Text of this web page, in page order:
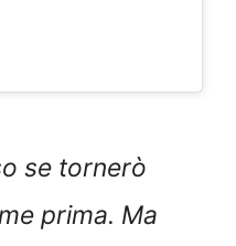
se tornerò
prima. Ma